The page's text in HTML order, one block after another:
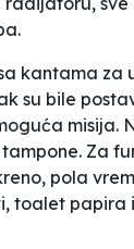
kantama za
su bile
misija.
Za
pola
toalet